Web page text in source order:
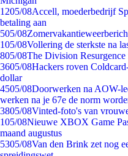
1205/08Accell, moederbedrijf
betaling aan
505/08
105/08Vollering de sterkste na
805/08The Division Resurgence
3605/08Hackers roven
dollar
4505/08Doorwerken na AOW-
werken na je 67e de norm
3805/08Vinted-foto's van
105/08Nieuwe XBOX Game
maand augustus
5305/08Van den Brink zet nog